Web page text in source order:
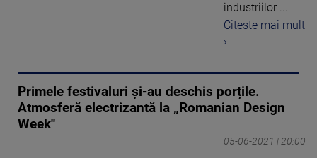
industriilor ...
Citeste mai mult
›
Primele festivaluri și-au deschis porțile.
Atmosferă electrizantă la „Romanian Design
Week''
05-06-2021 | 20:00